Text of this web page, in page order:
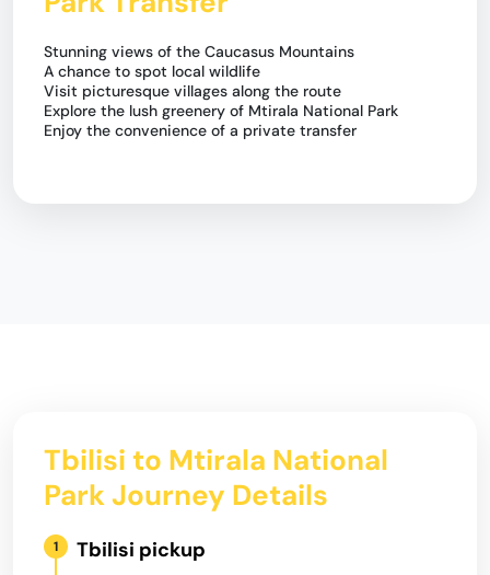
Stunning views of the Caucasus Mountains
A chance to spot local wildlife
Visit picturesque villages along the route
Explore the lush greenery of Mtirala National Park
Enjoy the convenience of a private transfer
Tbilisi to Mtirala National
Park Journey Details
1 Tbilisi pickup